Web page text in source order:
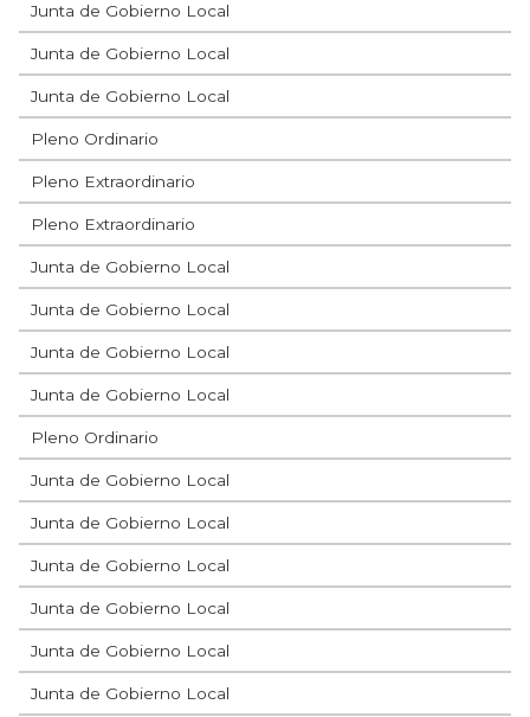
Junta de Gobierno Local
Junta de Gobierno Local
Junta de Gobierno Local
Pleno Ordinario
Pleno Extraordinario
Pleno Extraordinario
Junta de Gobierno Local
Junta de Gobierno Local
Junta de Gobierno Local
Junta de Gobierno Local
Pleno Ordinario
Junta de Gobierno Local
Junta de Gobierno Local
Junta de Gobierno Local
Junta de Gobierno Local
Junta de Gobierno Local
Junta de Gobierno Local